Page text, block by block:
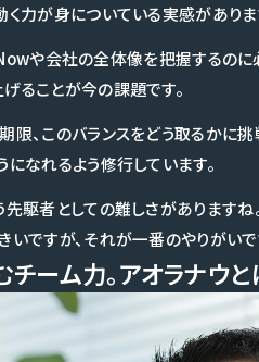
力が身についている実感がありま
や会社の全体像を把握するのに
ることが今の課題です。
限、このバランスをどう取るかに
なれるよう修行しています。
先駆者としての難しさがあります
ですが、それが一番のやりがいで
ーム力。アオラナウ